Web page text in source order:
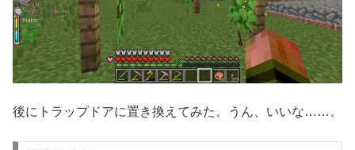
後にトラップドアに置き換えてみた。うん、いいな……。